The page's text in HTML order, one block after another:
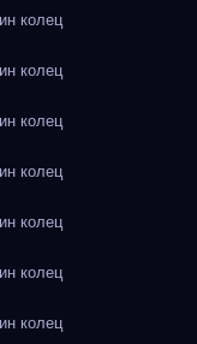
колец
колец
колец
колец
колец
колец
колец